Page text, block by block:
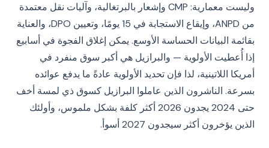
وليست معمارية: CMP وإشعار بالبرتغالية، وآليات نقل معتمدة
من ANPD، وإيقاع الاستجابة في 15 يومًا، وتعيين DPO، والعناية
بقائمة البيانات الحساسة الأوسع. يمكن إغلاق الفجوة في أسابيع
إذا أُعطيت الأولوية — والبرازيل هي أكبر سوق منفرد في
أمريكا اللاتينية، لذا فإن تحديد الأولوية عادةً ما يدفع عوائده
بسرعة. الناشرون الذين عاملوا البرازيل كسوق ذي لمسة أخف
حتى 2024 يجدون 2026 أكثر كلفة بشكل ملموس، وأولئك
الذين يؤخرون أكثر سيجدون 2027 أسوأ.